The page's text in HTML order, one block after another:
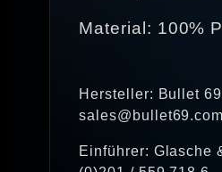
Material: 100%
Hersteller: Bullet
sales@bullet69.com
Einführer: Glasche